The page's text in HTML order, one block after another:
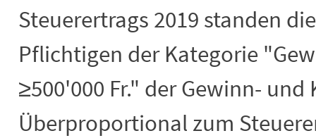
Steuerertrags 2019 standen
Pflichtigen der Kategorie
≥500'000 Fr." der Gewinn-
Überproportional zum